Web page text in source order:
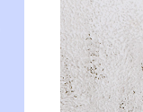
— В